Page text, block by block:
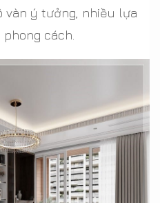
vàn ý tưởng, nhiều lựa
cách.